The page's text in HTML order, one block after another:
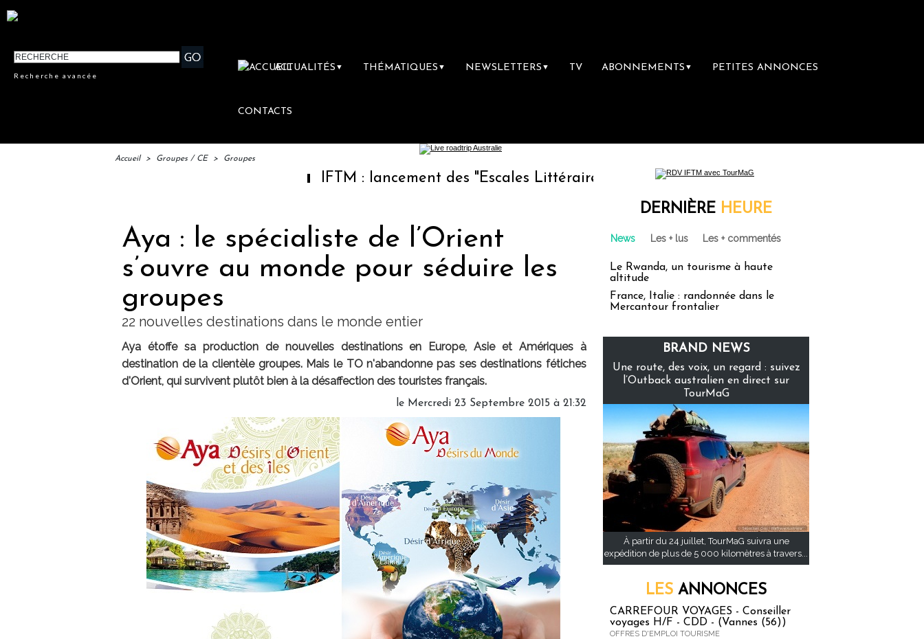
Recherche avancée
ACTUALITÉS ▼ THÉMATIQUES ▼ NEWSLETTERS ▼ TV ABONNEMENTS ▼ PETITES ANNONCES
CONTACTS
Accueil > Groupes / CE > Groupes
IFTM : lancement des "Escales Littéraires", la première librairie du voyage
Aya : le spécialiste de l’Orient
s’ouvre au monde pour séduire les
groupes
22 nouvelles destinations dans le monde entier
Aya étoffe sa production de nouvelles destinations en Europe, Asie et Amériques à
destination de la clientèle groupes. Mais le TO n'abandonne pas ses destinations fétiches
d'Orient, qui survivent plutôt bien à la désaffection des touristes français.
le Mercredi 23 Septembre 2015 à 21:32
DERNIÈRE HEURE
News Les + lus Les + commentés
Le Rwanda, un tourisme à haute
altitude
France, Italie : randonnée dans le
Mercantour frontalier
BRAND NEWS
Une route, des voix, un regard : suivez
l’Outback australien en direct sur
TourMaG
À partir du 24 juillet, TourMaG suivra une
expédition de plus de 5 000 kilomètres à travers...
LES ANNONCES
CARREFOUR VOYAGES - Conseiller
voyages H/F - CDD - (Vannes (56))
OFFRES D'EMPLOI TOURISME